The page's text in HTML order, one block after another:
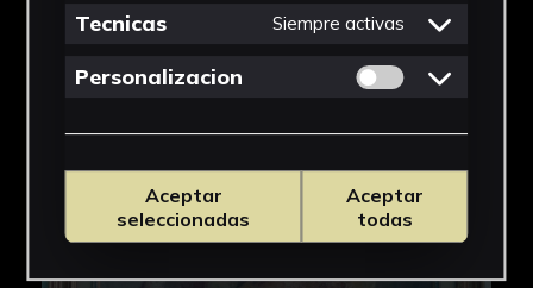
Tecnicas Siempre activas
Personalizacion Permitir cookies
Aceptar
seleccionadas
Aceptar
todas